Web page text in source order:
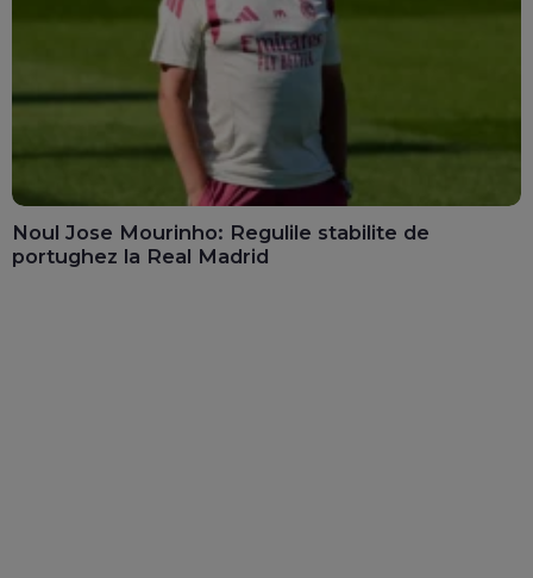
Noul Jose Mourinho: Regulile stabilite de
portughez la Real Madrid